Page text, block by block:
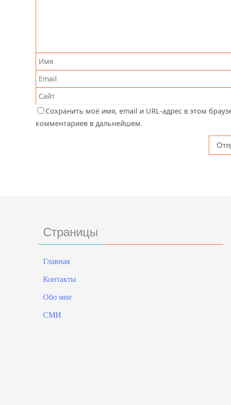
Сохранить моё имя, email и URL-адрес в этом
комментариев в дальнейшем.
Страницы
Главная
Контакты
Обо мне
СМИ